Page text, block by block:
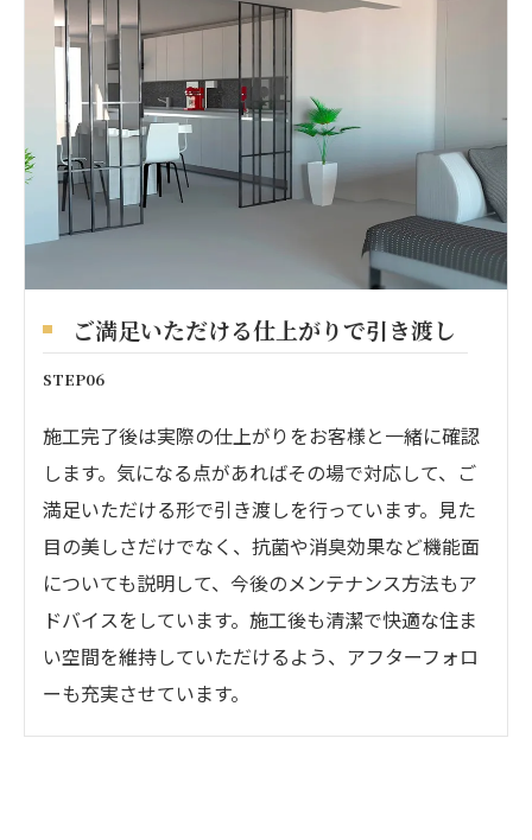
ご満足いただける仕上がりで引き渡し
STEP06
施工完了後は実際の仕上がりをお客様と一緒に確認
します。気になる点があればその場で対応して、ご
満足いただける形で引き渡しを行っています。見た
目の美しさだけでなく、抗菌や消臭効果など機能面
についても説明して、今後のメンテナンス方法もア
ドバイスをしています。施工後も清潔で快適な住ま
い空間を維持していただけるよう、アフターフォロ
ーも充実させています。